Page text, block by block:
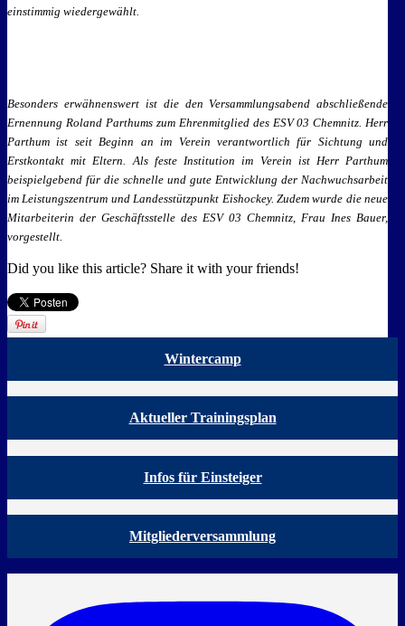
einstimmig wiedergewählt.
Besonders erwähnenswert ist die den Versammlungsabend abschließende
Ernennung Roland Parthums zum Ehrenmitglied des ESV 03 Chemnitz. Herr
Parthum ist seit Beginn an im Verein verantwortlich für Sichtung und
Erstkontakt mit Eltern. Als feste Institution im Verein ist Herr Parthum
beispielgebend für die schnelle und gute Entwicklung der Nachwuchsarbeit
im Leistungszentrum und Landesstützpunkt Eishockey. Zudem wurde die neue
Mitarbeiterin der Geschäftsstelle des ESV 03 Chemnitz, Frau Ines Bauer,
vorgestellt.
Did you like this article? Share it with your friends!
Wintercamp
Aktueller Trainingsplan
Infos für Einsteiger
Mitgliederversammlung